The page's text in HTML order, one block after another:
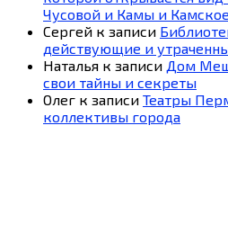
Чусовой и Камы и
Сергей к записи
действующие и
Наталья к записи Дом
свои тайны и секреты
Олег к записи Театры
коллективы города